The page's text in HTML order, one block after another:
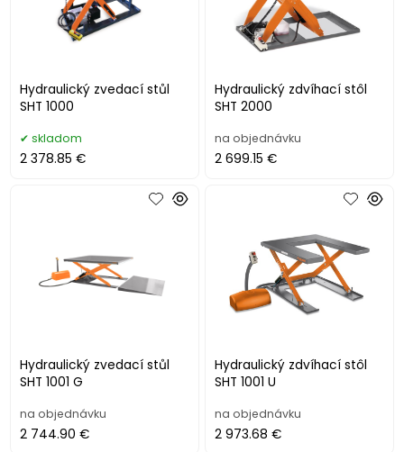
Hydraulický zvedací stůl
SHT 1000
skladom
2 378.85 €
Hydraulický zdvíhací stôl
SHT 2000
na objednávku
2 699.15 €
Hydraulický zvedací stůl
SHT 1001 G
na objednávku
2 744.90 €
Hydraulický zdvíhací stôl
SHT 1001 U
na objednávku
2 973.68 €